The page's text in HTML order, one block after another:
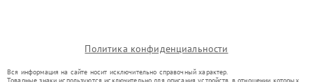
Политика конфиденциальности
Вся информация на сайте носит исключительно справочный характер.
Товарные знаки используются исключительно для описания устройств, в отношении которых